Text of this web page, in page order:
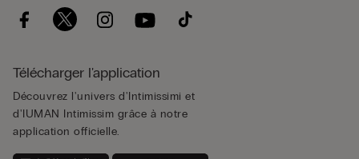
Télécharger l'application
Découvrez l'univers d'Intimissimi et
d'IUMAN Intimissim grâce à notre
application officielle.